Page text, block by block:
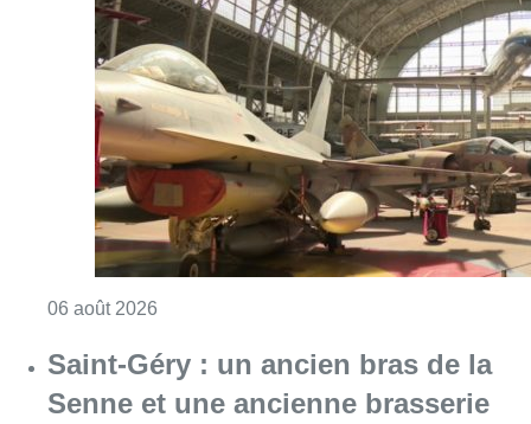
06 août 2026
Saint-Géry : un ancien bras de la
Senne et une ancienne brasserie